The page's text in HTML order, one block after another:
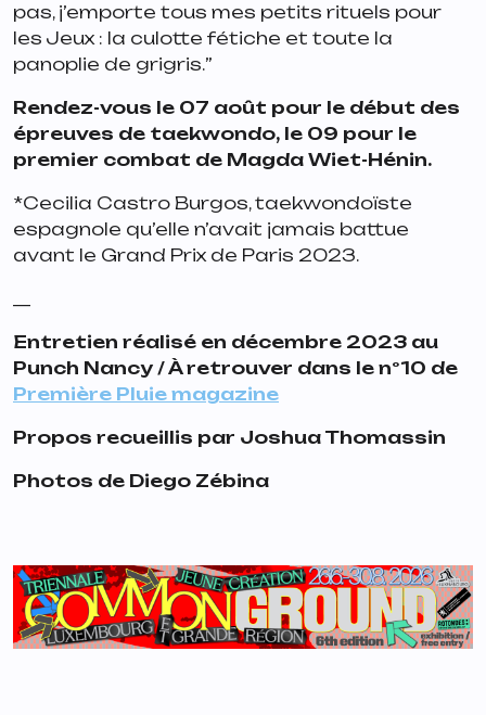
pas, j’emporte tous mes petits rituels pour
les Jeux : la culotte fétiche et toute la
panoplie de grigris.”
Rendez-vous le 07 août pour le début des
épreuves de taekwondo, le 09 pour le
premier combat de Magda Wiet-Hénin.
*Cecilia Castro Burgos, taekwondoïste
espagnole qu’elle n’avait jamais battue
avant le Grand Prix de Paris 2023.
Entretien réalisé en décembre 2023 au
Punch Nancy / À retrouver dans le n°10 de
Première Pluie magazine
Propos recueillis par Joshua Thomassin
Photos de Diego Zébina